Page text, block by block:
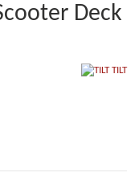
Deck
TILT